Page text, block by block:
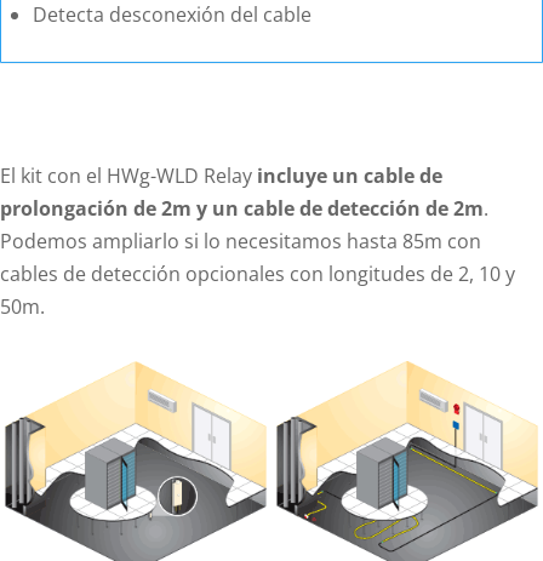
Detecta desconexión del cable
El kit con el HWg-WLD Relay incluye un cable de
prolongación de 2m y un cable de detección de 2m.
Podemos ampliarlo si lo necesitamos hasta 85m con
cables de detección opcionales con longitudes de 2, 10 y
50m.